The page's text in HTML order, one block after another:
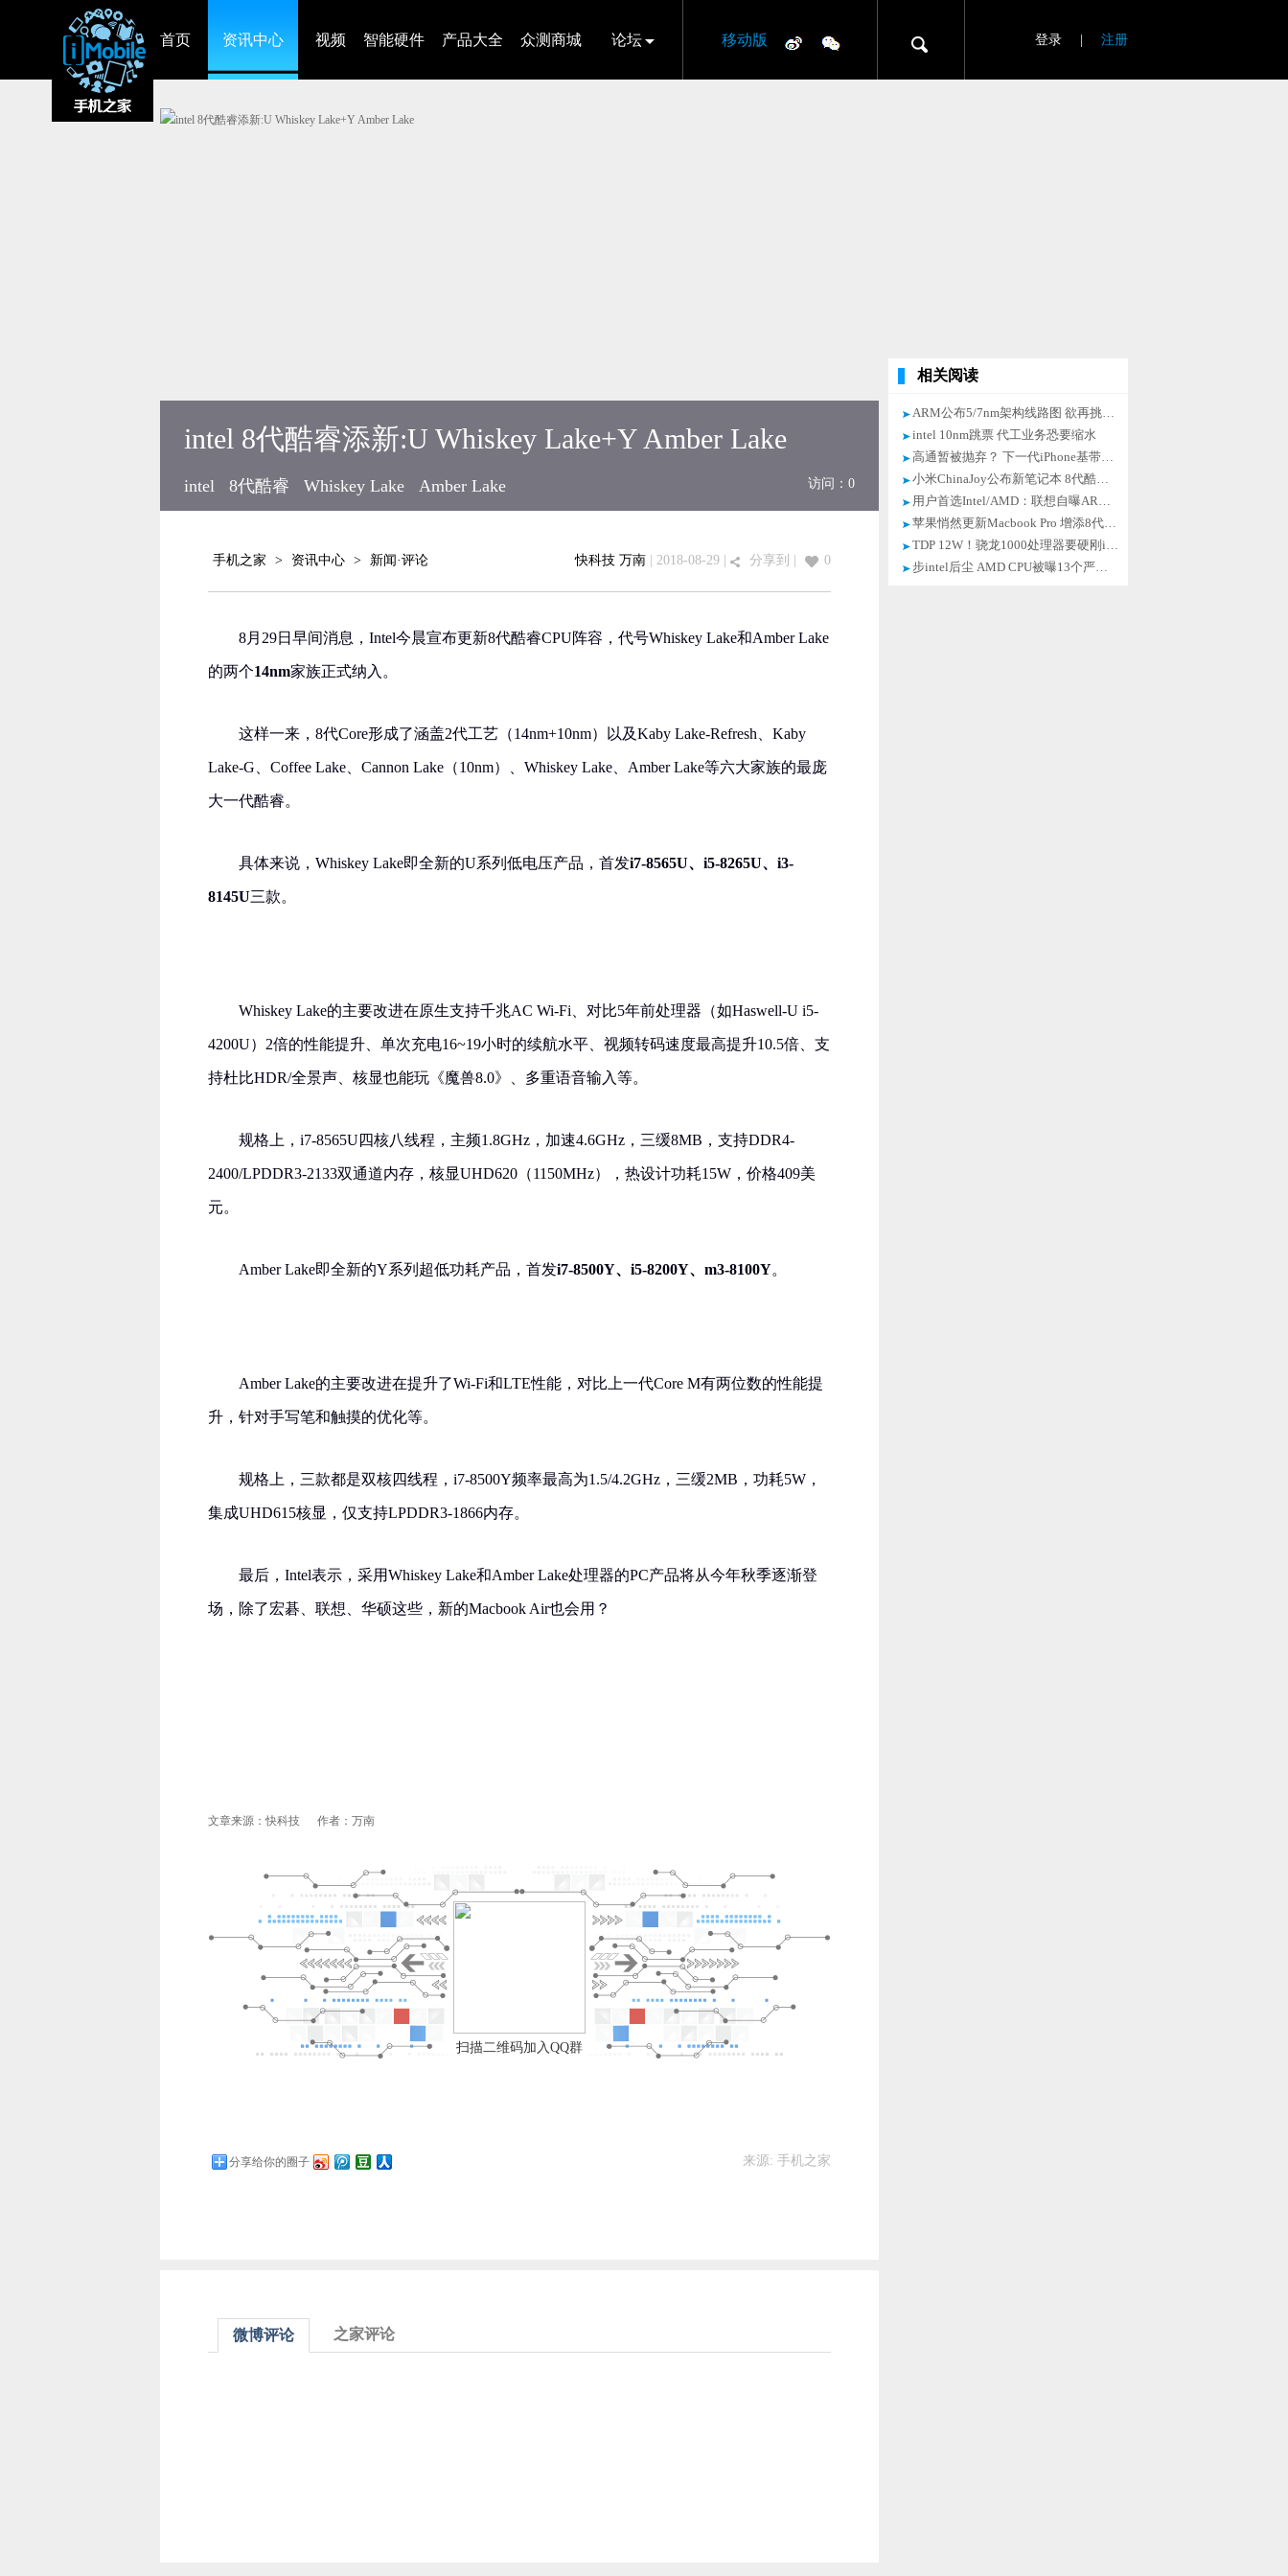
首页 资讯中心 视频 智能硬件 产品大全 众测商城 论坛 移动版 登录 注册
intel 8代酷睿添新:U Whiskey Lake+Y Amber Lake
intel 8代酷睿 Whiskey Lake Amber Lake 访问： 0
手机之家 > 资讯中心 > 新闻·评论 快科技 万南 | 2018-08-29 | 分享到 0
8月29日早间消息，Intel今晨宣布更新8代酷睿CPU阵容，代号Whiskey Lake和Amber Lake
的两个14nm家族正式纳入。
这样一来，8代Core形成了涵盖2代工艺（14nm+10nm）以及Kaby Lake-Refresh、Kaby
Lake-G、Coffee Lake、Cannon Lake（10nm）、Whiskey Lake、Amber Lake等六大家族的最庞
大一代酷睿。
具体来说，Whiskey Lake即全新的U系列低电压产品，首发i7-8565U、i5-8265U、i3-
8145U三款。
Whiskey Lake的主要改进在原生支持千兆AC Wi-Fi、对比5年前处理器（如Haswell-U i5-
4200U）2倍的性能提升、单次充电16~19小时的续航水平、视频转码速度最高提升10.5倍、支
持杜比HDR/全景声、核显也能玩《魔兽8.0》、多重语音输入等。
规格上，i7-8565U四核八线程，主频1.8GHz，加速4.6GHz，三缓8MB，支持DDR4-
2400/LPDDR3-2133双通道内存，核显UHD620（1150MHz），热设计功耗15W，价格409美
元。
Amber Lake即全新的Y系列超低功耗产品，首发i7-8500Y、i5-8200Y、m3-8100Y。
Amber Lake的主要改进在提升了Wi-Fi和LTE性能，对比上一代Core M有两位数的性能提
升，针对手写笔和触摸的优化等。
规格上，三款都是双核四线程，i7-8500Y频率最高为1.5/4.2GHz，三缓2MB，功耗5W，
集成UHD615核显，仅支持LPDDR3-1866内存。
最后，Intel表示，采用Whiskey Lake和Amber Lake处理器的PC产品将从今年秋季逐渐登
场，除了宏碁、联想、华硕这些，新的Macbook Air也会用？
文章来源：快科技 作者：万南
扫描二维码加入QQ群
分享给你的圈子 来源: 手机之家
微博评论 之家评论
相关阅读
ARM公布5/7nm架构线路图 欲再挑战intel
intel 10nm跳票 代工业务恐要缩水
高通暂被抛弃？ 下一代iPhone基带或全由intel提供
小米ChinaJoy公布新笔记本 8代酷睿CPU登场？
用户首选Intel/AMD：联想自曝ARM Win10笔记本不好做
苹果悄然更新Macbook Pro 增添8代intel CPU选择
TDP 12W！骁龙1000处理器要硬刚intel
步intel后尘 AMD CPU被曝13个严重漏洞